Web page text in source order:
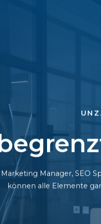
Manager, SEO
können alle Elemente